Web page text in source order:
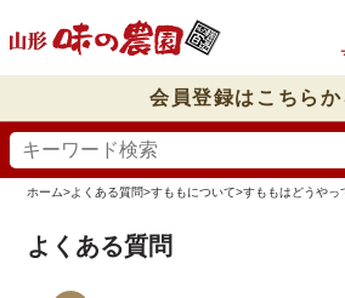
会員登録はこちらか
ホーム>よくある質問>すももについて>すももはどうやっ
よくある質問